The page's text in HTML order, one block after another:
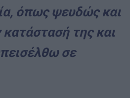
όπως ψευδώς και
της και
σε